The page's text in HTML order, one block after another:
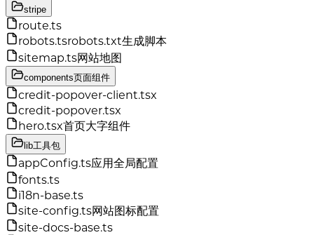
stripe
route.ts
robots.tsrobots.txt生成脚本
sitemap.ts网站地图
components页面组件
credit-popover-client.tsx
credit-popover.tsx
hero.tsx首页大字组件
lib工具包
appConfig.ts应用全局配置
fonts.ts
i18n-base.ts
site-config.ts网站图标配置
site-docs-base.ts